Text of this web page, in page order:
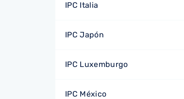
IPC Italia
IPC Japón
IPC Luxemburgo
IPC México